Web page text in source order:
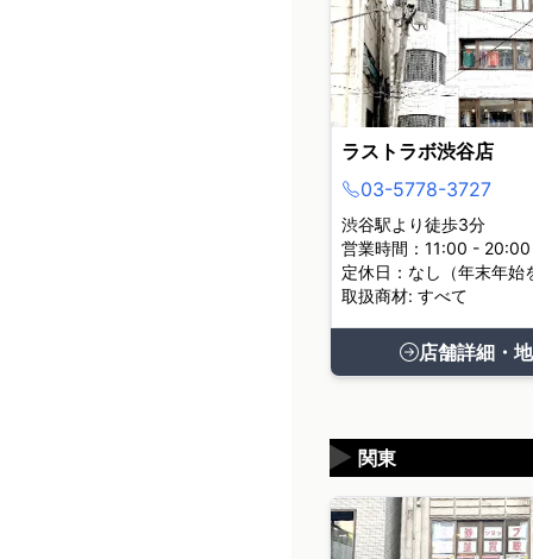
ラストラボ渋谷店
03-5778-3727
渋谷駅より徒歩3分
営業時間：11:00 - 20:00
定休日：なし（年末年始
取扱商材: すべて
店舗詳細・
関東
▶